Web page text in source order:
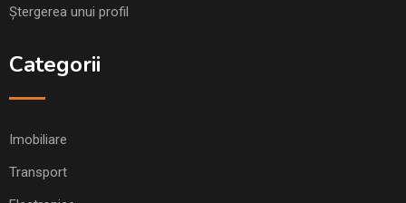
Ștergerea unui profil
Categorii
Imobiliare
Transport